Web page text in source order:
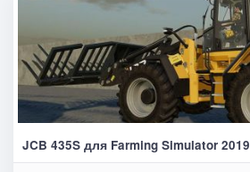
JCB 435S для Farming Simulator 2019